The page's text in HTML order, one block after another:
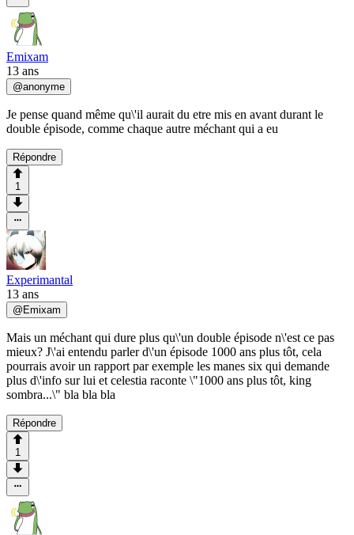
Emixam
13 ans
@anonyme
Je pense quand même qu\'il aurait du etre mis en avant durant le
double épisode, comme chaque autre méchant qui a eu
Répondre
1
Experimantal
13 ans
@Emixam
Mais un méchant qui dure plus qu\'un double épisode n\'est ce pas
mieux? J\'ai entendu parler d\'un épisode 1000 ans plus tôt, cela
pourrais avoir un rapport par exemple les manes six qui demande
plus d\'info sur lui et celestia raconte \"1000 ans plus tôt, king
sombra...\" bla bla bla
Répondre
1